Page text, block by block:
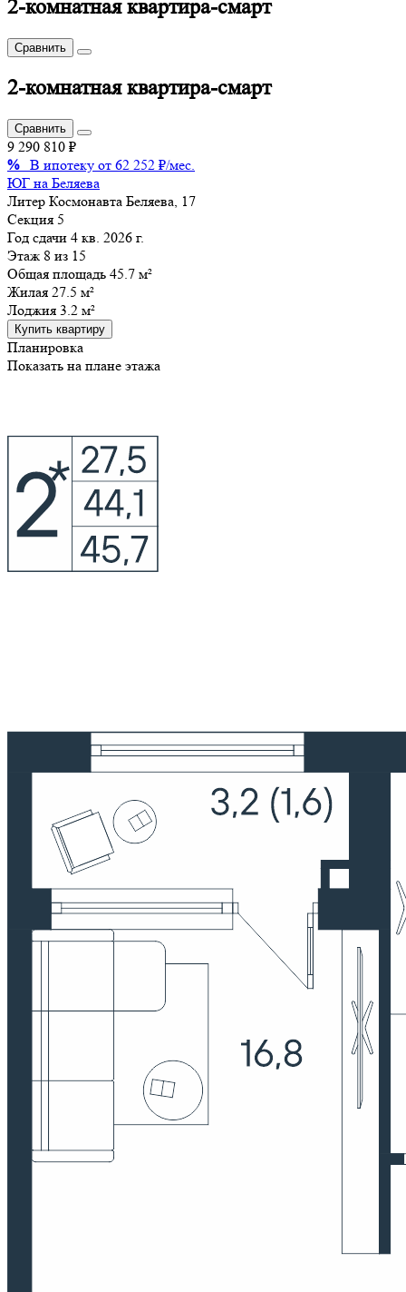
2-комнатная квартира-смарт
Сравнить
2-комнатная квартира-смарт
Сравнить
9 290 810 ₽
%В ипотеку от 62 252 ₽/мес.
ЮГ на Беляева
Литер Космонавта Беляева, 17
Секция 5
Год сдачи 4 кв. 2026 г.
Этаж 8 из 15
Общая площадь 45.7 м²
Жилая 27.5 м²
Лоджия 3.2 м²
Купить квартиру
Планировка
Показать на плане этажа